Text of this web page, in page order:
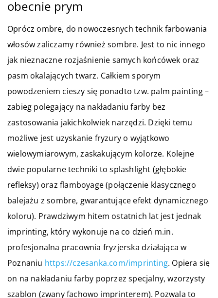
obecnie prym
Oprócz ombre, do nowoczesnych technik farbowania
włosów zaliczamy również sombre. Jest to nic innego
jak nieznaczne rozjaśnienie samych końcówek oraz
pasm okalających twarz. Całkiem sporym
powodzeniem cieszy się ponadto tzw. palm painting –
zabieg polegający na nakładaniu farby bez
zastosowania jakichkolwiek narzędzi. Dzięki temu
możliwe jest uzyskanie fryzury o wyjątkowo
wielowymiarowym, zaskakującym kolorze. Kolejne
dwie popularne techniki to splashlight (głębokie
refleksy) oraz flamboyage (połączenie klasycznego
balejażu z sombre, gwarantujące efekt dynamicznego
koloru). Prawdziwym hitem ostatnich lat jest jednak
imprinting, który wykonuje na co dzień m.in.
profesjonalna pracownia fryzjerska działająca w
Poznaniu https://czesanka.com/imprinting. Opiera się
on na nakładaniu farby poprzez specjalny, wzorzysty
szablon (zwany fachowo imprinterem). Pozwala to